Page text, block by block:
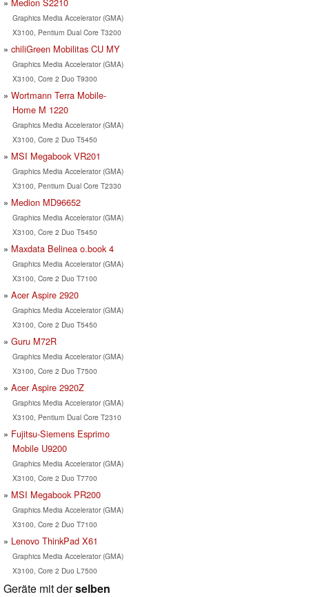
Graphics Media Accelerator (GMA)
X3100, Pentium Dual Core T3200
chiliGreen Mobilitas CU MY
Graphics Media Accelerator (GMA)
X3100, Core 2 Duo T9300
Wortmann Terra Mobile-
Home M 1220
Graphics Media Accelerator (GMA)
X3100, Core 2 Duo T5450
MSI Megabook VR201
Graphics Media Accelerator (GMA)
X3100, Pentium Dual Core T2330
Medion MD96652
Graphics Media Accelerator (GMA)
X3100, Core 2 Duo T5450
Maxdata Belinea o.book 4
Graphics Media Accelerator (GMA)
X3100, Core 2 Duo T7100
Acer Aspire 2920
Graphics Media Accelerator (GMA)
X3100, Core 2 Duo T5450
Guru M72R
Graphics Media Accelerator (GMA)
X3100, Core 2 Duo T7500
Acer Aspire 2920Z
Graphics Media Accelerator (GMA)
X3100, Pentium Dual Core T2310
Fujitsu-Siemens Esprimo
Mobile U9200
Graphics Media Accelerator (GMA)
X3100, Core 2 Duo T7700
MSI Megabook PR200
Graphics Media Accelerator (GMA)
X3100, Core 2 Duo T7100
Lenovo ThinkPad X61
Graphics Media Accelerator (GMA)
X3100, Core 2 Duo L7500
Geräte mit derselben